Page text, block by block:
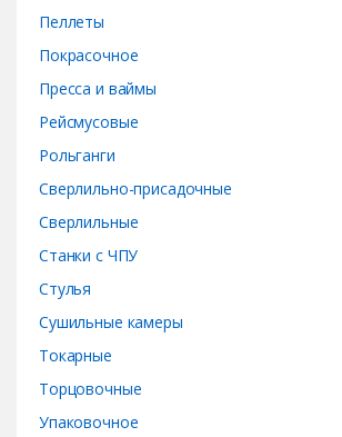
Пеллеты
Покрасочное
Пресса и ваймы
Рейсмусовые
Рольганги
Сверлильно-присадочные
Сверлильные
Станки с ЧПУ
Стулья
Сушильные камеры
Токарные
Торцовочные
Упаковочное